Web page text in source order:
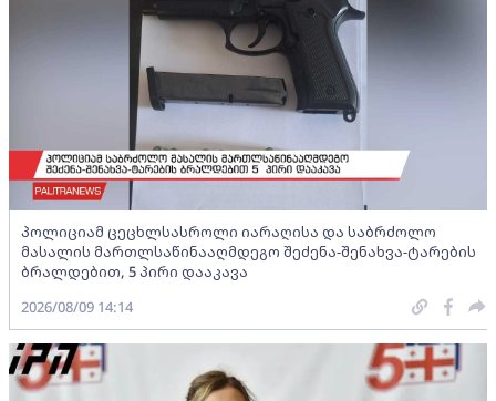
პოლიციამ ცეცხლსასროლი იარაღისა და საბრძოლო
მასალის მართლსაწინააღმდეგო შეძენა-შენახვა-ტარების
ბრალდებით, 5 პირი დააკავა
2026/08/09 14:14